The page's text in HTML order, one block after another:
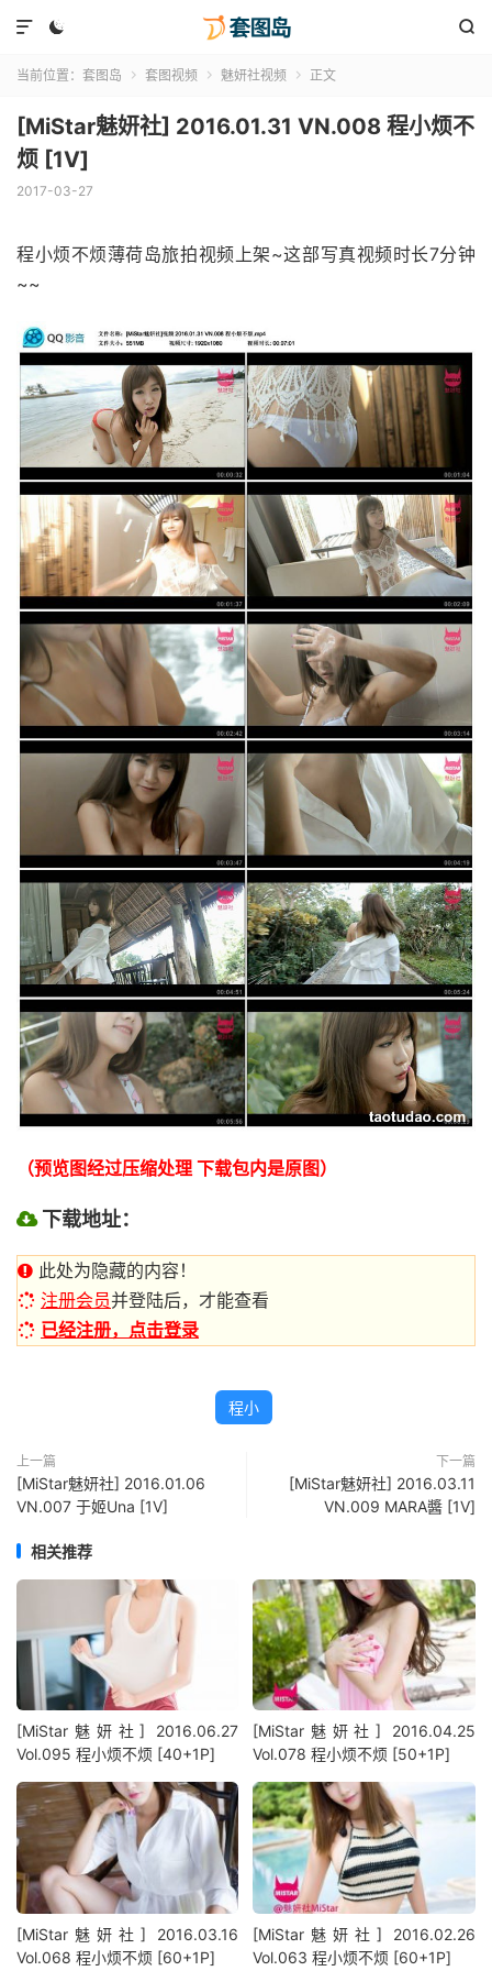
 

当前位置： 套图岛  套图视频  魅妍社视频  正文
[MiStar魅妍社] 2016.01.31 VN.008 程小烦不
烦 [1V]
2017-03-27
程小烦不烦薄荷岛旅拍视频上架~这部写真视频时长7分钟
~~
（预览图经过压缩处理 下载包内是原图）
下载地址：
此处为隐藏的内容！
注册会员并登陆后，才能查看
已经注册，点击登录
程小
上一篇
[MiStar魅妍社] 2016.01.06
VN.007 于姬Una [1V]
下一篇
[MiStar魅妍社] 2016.03.11
VN.009 MARA醬 [1V]
相关推荐
[MiStar魅妍社] 2016.06.27
Vol.095 程小烦不烦 [40+1P]
[MiStar魅妍社] 2016.04.25
Vol.078 程小烦不烦 [50+1P]
[MiStar魅妍社] 2016.03.16
Vol.068 程小烦不烦 [60+1P]
[MiStar魅妍社] 2016.02.26
Vol.063 程小烦不烦 [60+1P]